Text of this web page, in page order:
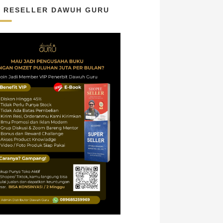
RESELLER DAWUH GURU